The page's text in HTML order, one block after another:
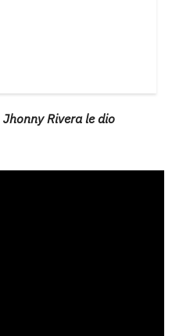
Jhonny Rivera le dio